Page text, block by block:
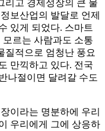
리고 경제성장의 큰 물
보산업의 발달로 언제
있게 되었다. 스마트
르는 사람과도 소통
질적으로 엄청난 풍요
만끽하고 있다. 전국
나절이면 달려갈 수도
이라는 명분하에 우리
우리에게 그에 상응하